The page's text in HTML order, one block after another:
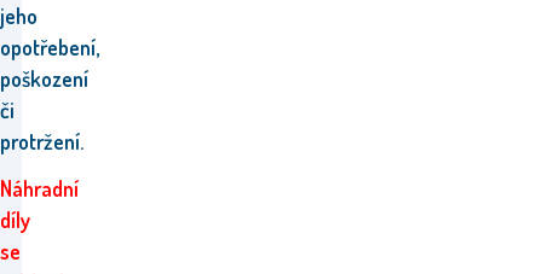
jeho
opotřebení,
poškození
či
protržení.
Náhradní
díly
se